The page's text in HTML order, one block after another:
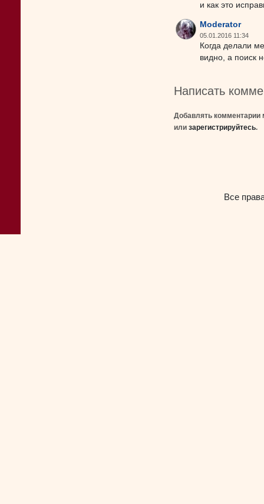
и как это
Moderator
05.01.2016 11:34
Когда делали
видно, а поиск
Написать
Добавлять комментарии
или зарегистрируйтесь.
Все